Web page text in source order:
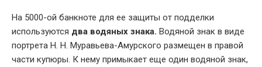
На 5000-ой банкноте для ее защиты от подделки
используются два водяных знака. Водяной знак в виде
портрета Н. Н. Муравьева-Амурского размещен в правой
части купюры. К нему примыкает еще один водяной знак,